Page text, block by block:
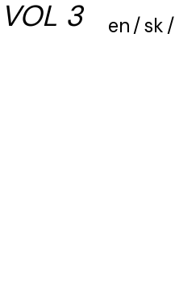
VOL 3 en/sk/